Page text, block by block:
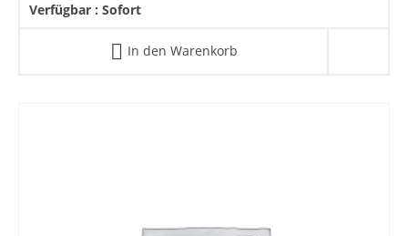
Verfügbar : Sofort
In den Warenkorb